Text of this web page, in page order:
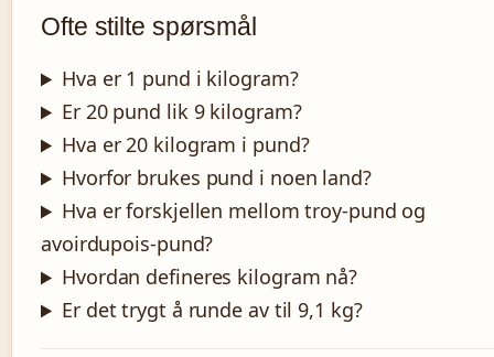
Ofte stilte spørsmål
Hva er 1 pund i kilogram?
Er 20 pund lik 9 kilogram?
Hva er 20 kilogram i pund?
Hvorfor brukes pund i noen land?
Hva er forskjellen mellom troy-pund og
avoirdupois-pund?
Hvordan defineres kilogram nå?
Er det trygt å runde av til 9,1 kg?